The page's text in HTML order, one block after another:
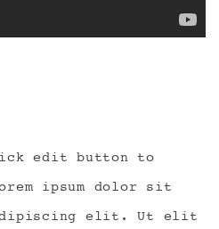
edit button to
ipsum dolor sit
elit. Ut elit